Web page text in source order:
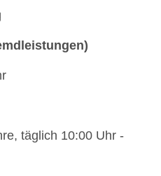
täglich 10:00 Uhr -